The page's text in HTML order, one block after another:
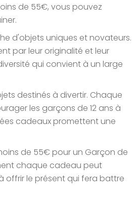
de 55€, vous pouvez
d'objets uniques et novateurs.
par leur originalité et leur
qui convient à un large
destinés à divertir. Chaque
les garçons de 12 ans à
cadeaux promettent une
de 55€ pour un Garçon de
chaque cadeau peut
offrir le présent qui fera battre